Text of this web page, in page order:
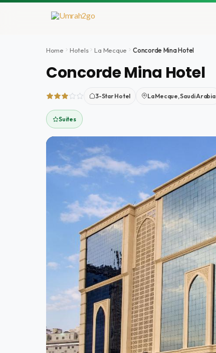
Aller
Home Hotels La Mecque Concorde Mina Hotel
Concorde Mina Hotel
3-Star Hotel La Mecque, Saudi Arabia
Suites